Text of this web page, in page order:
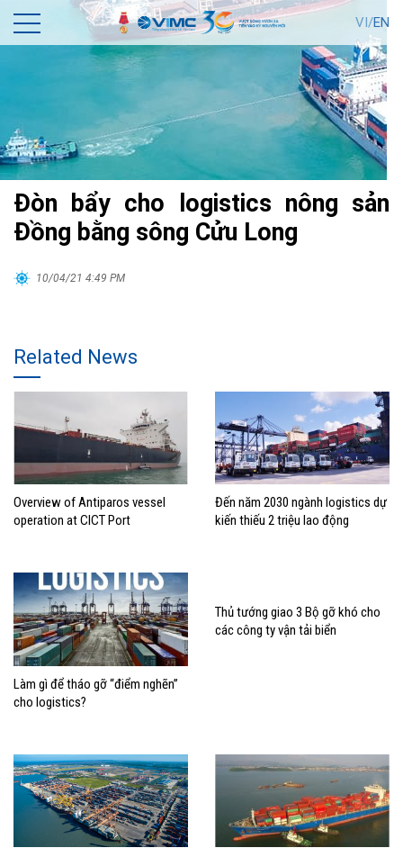
VI/EN
Đòn bẩy cho logistics nông sản
Đồng bằng sông Cửu Long
10/04/21 4:49 PM
Related News
Overview of Antiparos vessel
operation at CICT Port
Đến năm 2030 ngành logistics dự
kiến thiếu 2 triệu lao động
Làm gì để tháo gỡ “điểm nghẽn”
cho logistics?
Thủ tướng giao 3 Bộ gỡ khó cho
các công ty vận tải biển